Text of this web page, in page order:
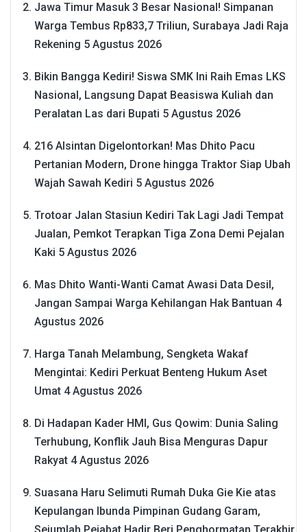
Jawa Timur Masuk 3 Besar Nasional! Simpanan
Warga Tembus Rp833,7 Triliun, Surabaya Jadi Raja
Rekening 5 Agustus 2026
Bikin Bangga Kediri! Siswa SMK Ini Raih Emas LKS
Nasional, Langsung Dapat Beasiswa Kuliah dan
Peralatan Las dari Bupati 5 Agustus 2026
216 Alsintan Digelontorkan! Mas Dhito Pacu
Pertanian Modern, Drone hingga Traktor Siap Ubah
Wajah Sawah Kediri 5 Agustus 2026
Trotoar Jalan Stasiun Kediri Tak Lagi Jadi Tempat
Jualan, Pemkot Terapkan Tiga Zona Demi Pejalan
Kaki 5 Agustus 2026
Mas Dhito Wanti-Wanti Camat Awasi Data Desil,
Jangan Sampai Warga Kehilangan Hak Bantuan 4
Agustus 2026
Harga Tanah Melambung, Sengketa Wakaf
Mengintai: Kediri Perkuat Benteng Hukum Aset
Umat 4 Agustus 2026
Di Hadapan Kader HMI, Gus Qowim: Dunia Saling
Terhubung, Konflik Jauh Bisa Menguras Dapur
Rakyat 4 Agustus 2026
Suasana Haru Selimuti Rumah Duka Gie Kie atas
Kepulangan Ibunda Pimpinan Gudang Garam,